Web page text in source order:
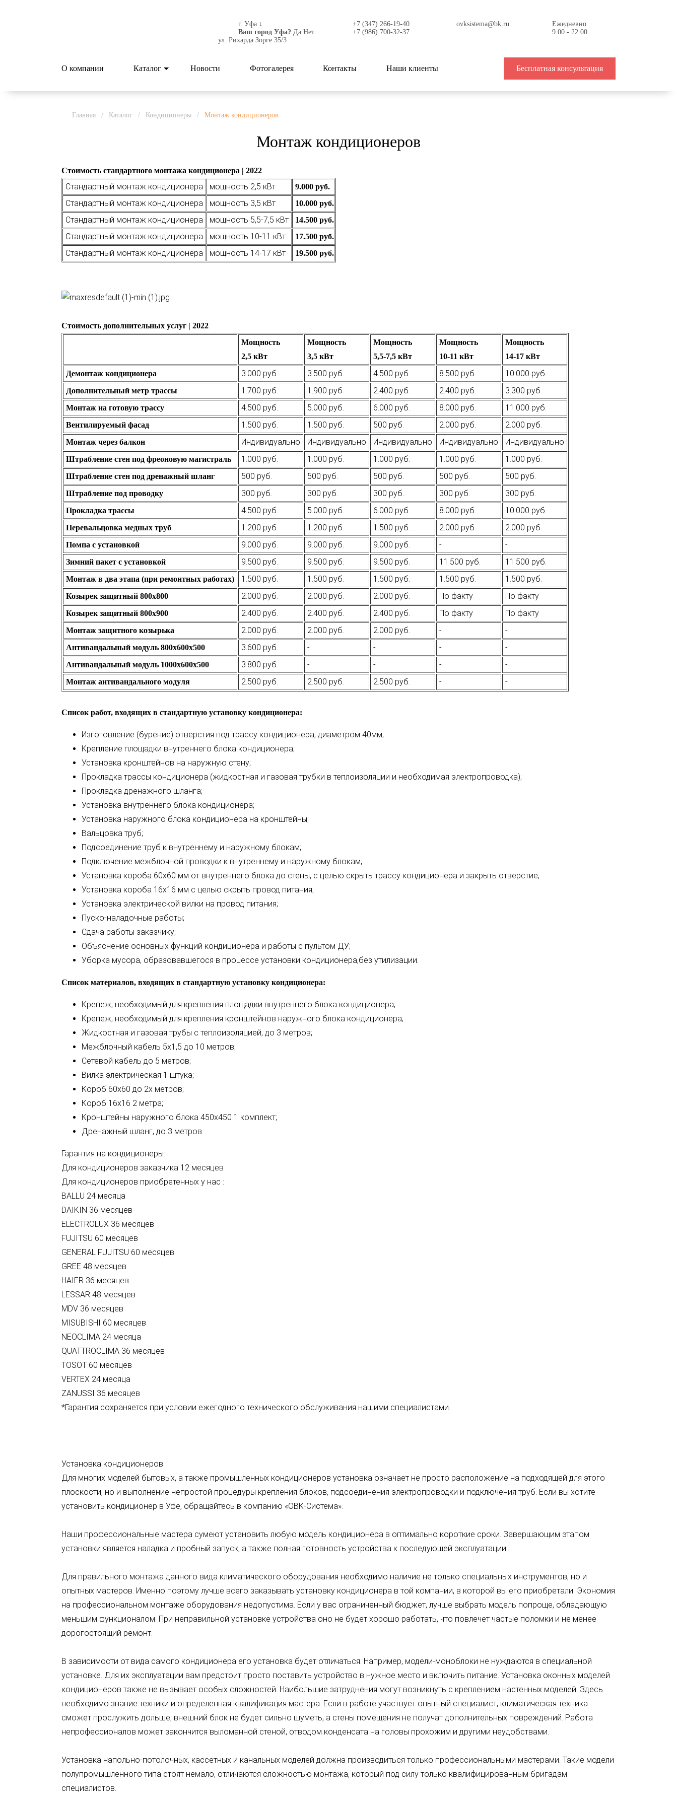
г. Уфа ↓
Ваш город Уфа? Да Нет
ул. Рихарда Зорге 35/3
+7 (347) 266-19-40
+7 (986) 700-32-37
ovksistema@bk.ru
Ежедневно
9.00 - 22.00
О компании Каталог Новости Фотогалерея Контакты Наши клиенты Бесплатная консультация
Главная / Каталог / Кондиционеры / Монтаж кондиционеров
Монтаж кондиционеров
Стоимость стандартного монтажа кондиционера | 2022
Стандартный монтаж кондиционера мощность 2,5 кВт 9.000 руб.
Стандартный монтаж кондиционера мощность 3,5 кВт 10.000 руб.
Стандартный монтаж кондиционера мощность 5,5-7,5 кВт 14.500 руб.
Стандартный монтаж кондиционера мощность 10-11 кВт 17.500 руб.
Стандартный монтаж кондиционера мощность 14-17 кВт 19.500 руб.
Стоимость дополнительных услуг | 2022
Мощность
2,5 кВт
Мощность
3,5 кВт
Мощность
5,5-7,5 кВт
Мощность
10-11 кВт
Мощность
14-17 кВт
Демонтаж кондиционера
3.000 руб. 3.500 руб. 4.500 руб. 8.500 руб. 10.000 руб.
Дополнительный метр трассы 1.700 руб. 1.900 руб. 2.400 руб. 2.400 руб. 3.300 руб.
Монтаж на готовую трассу 4.500 руб. 5.000 руб. 6.000 руб. 8.000 руб. 11.000 руб.
Вентилируемый фасад 1.500 руб. 1.500 руб. 500 руб. 2.000 руб. 2.000 руб.
Монтаж через балкон Индивидуально Индивидуально Индивидуально Индивидуально Индивидуально
Штрабление стен под фреоновую магистраль 1.000 руб. 1.000 руб. 1.000 руб. 1.000 руб. 1.000 руб.
Штрабление стен под дренажный шланг 500 руб. 500 руб. 500 руб. 500 руб. 500 руб.
Штрабление под проводку 300 руб. 300 руб. 300 руб. 300 руб. 300 руб.
Прокладка трассы 4.500 руб. 5.000 руб. 6.000 руб. 8.000 руб. 10.000 руб.
Перевальцовка медных труб 1.200 руб. 1.200 руб. 1.500 руб. 2.000 руб. 2.000 руб.
Помпа с установкой 9.000 руб. 9.000 руб. 9.000 руб. - -
Зимний пакет с установкой 9.500 руб. 9.500 руб. 9.500 руб. 11.500 руб. 11.500 руб.
Монтаж в два этапа (при ремонтных работах) 1.500 руб. 1.500 руб. 1.500 руб. 1.500 руб. 1.500 руб.
Козырек защитный 800x800 2.000 руб. 2.000 руб. 2.000 руб. По факту По факту
Козырек защитный 800x900 2.400 руб. 2.400 руб. 2.400 руб. По факту По факту
Монтаж защитного козырька 2.000 руб. 2.000 руб. 2.000 руб. - -
Антивандальный модуль 800х600х500 3.600 руб. - - - -
Антивандальный модуль 1000х600х500 3.800 руб. - - - -
Монтаж антивандального модуля 2.500 руб. 2.500 руб. 2.500 руб. - -
Список работ, входящих в стандартную установку кондиционера:
Изготовление (бурение) отверстия под трассу кондиционера, диаметром 40мм;
Крепление площадки внутреннего блока кондиционера;
Установка кронштейнов на наружную стену;
Прокладка трассы кондиционера (жидкостная и газовая трубки в теплоизоляции и необходимая электропроводка);
Прокладка дренажного шланга;
Установка внутреннего блока кондиционера;
Установка наружного блока кондиционера на кронштейны;
Вальцовка труб;
Подсоединение труб к внутреннему и наружному блокам;
Подключение межблочной проводки к внутреннему и наружному блокам;
Установка короба 60х60 мм от внутреннего блока до стены, с целью скрыть трассу кондиционера и закрыть отверстие;
Установка короба 16х16 мм с целью скрыть провод питания;
Установка электрической вилки на провод питания;
Пуско-наладочные работы;
Сдача работы заказчику;
Объяснение основных функций кондиционера и работы с пультом ДУ;
Уборка мусора, образовавшегося в процессе установки кондиционера,без утилизации.
Список материалов, входящих в стандартную установку кондиционера:
Крепеж, необходимый для крепления площадки внутреннего блока кондиционера;
Крепеж, необходимый для крепления кронштейнов наружного блока кондиционера;
Жидкостная и газовая трубы с теплоизоляцией, до 3 метров;
Межблочный кабель 5х1,5 до 10 метров;
Сетевой кабель до 5 метров;
Вилка электрическая 1 штука;
Короб 60х60 до 2х метров;
Короб 16х16 2 метра;
Кронштейны наружного блока 450х450 1 комплект;
Дренажный шланг, до 3 метров.
Гарантия на кондиционеры:
Для кондиционеров заказчика 12 месяцев
Для кондиционеров приобретенных у нас :
BALLU 24 месяца
DAIKIN 36 месяцев
ELECTROLUX 36 месяцев
FUJITSU 60 месяцев
GENERAL FUJITSU 60 месяцев
GREE 48 месяцев
HAIER 36 месяцев
LESSAR 48 месяцев
MDV 36 месяцев
MISUBISHI 60 месяцев
NEOCLIMA 24 месяца
QUATTROCLIMA 36 месяцев
TOSOT 60 месяцев
VERTEX 24 месяца
ZANUSSI 36 месяцев
*Гарантия сохраняется при условии ежегодного технического обслуживания нашими специалистами.
Установка кондиционеров
Для многих моделей бытовых, а также промышленных кондиционеров установка означает не просто расположение на подходящей для этого
плоскости, но и выполнение непростой процедуры крепления блоков, подсоединения электропроводки и подключения труб. Если вы хотите
установить кондиционер в Уфе, обращайтесь в компанию «ОВК-Система».
Наши профессиональные мастера сумеют установить любую модель кондиционера в оптимально короткие сроки. Завершающим этапом
установки является наладка и пробный запуск, а также полная готовность устройства к последующей эксплуатации.
Для правильного монтажа данного вида климатического оборудования необходимо наличие не только специальных инструментов, но и
опытных мастеров. Именно поэтому лучше всего заказывать установку кондиционера в той компании, в которой вы его приобретали. Экономия
на профессиональном монтаже оборудования недопустима. Если у вас ограниченный бюджет, лучше выбрать модель попроще, обладающую
меньшим функционалом. При неправильной установке устройства оно не будет хорошо работать, что повлечет частые поломки и не менее
дорогостоящий ремонт.
В зависимости от вида самого кондиционера его установка будет отличаться. Например, модели-моноблоки не нуждаются в специальной
установке. Для их эксплуатации вам предстоит просто поставить устройство в нужное место и включить питание. Установка оконных моделей
кондиционеров также не вызывает особых сложностей. Наибольшие затруднения могут возникнуть с креплением настенных моделей. Здесь
необходимо знание техники и определенная квалификация мастера. Если в работе участвует опытный специалист, климатическая техника
сможет прослужить дольше, внешний блок не будет сильно шуметь, а стены помещения не получат дополнительных повреждений. Работа
непрофессионалов может закончится выломанной стеной, отводом конденсата на головы прохожим и другими неудобствами.
Установка напольно-потолочных, кассетных и канальных моделей должна производиться только профессиональными мастерами. Такие модели
полупромышленного типа стоят немало, отличаются сложностью монтажа, который под силу только квалифицированным бригадам
специалистов.